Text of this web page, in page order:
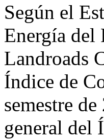
Según el
Energía del
Landroads
Índice de
semestre
general del